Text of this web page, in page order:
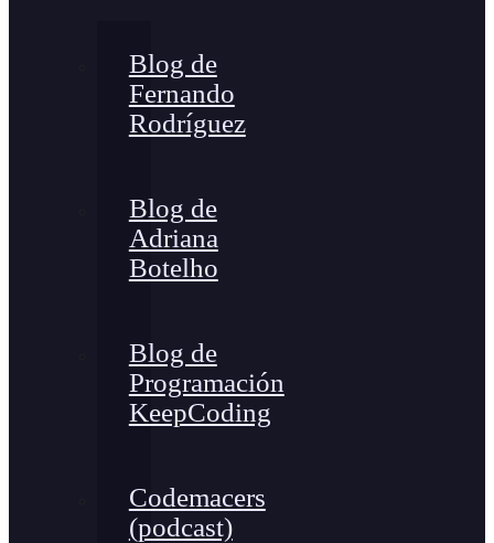
Blog de
Fernando
Rodríguez
Blog de
Adriana
Botelho
Blog de
Programación
KeepCoding
Codemacers
(podcast)